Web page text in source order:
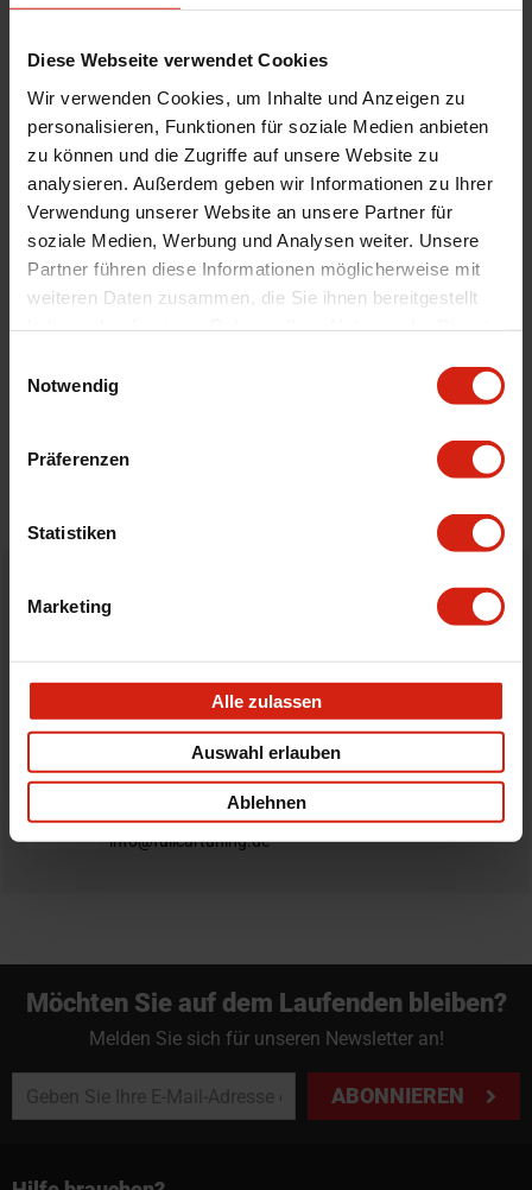
Diese Webseite verwendet Cookies
Wir verwenden Cookies, um Inhalte und Anzeigen zu
personalisieren, Funktionen für soziale Medien anbieten
zu können und die Zugriffe auf unsere Website zu
analysieren. Außerdem geben wir Informationen zu Ihrer
Verwendung unserer Website an unsere Partner für
soziale Medien, Werbung und Analysen weiter. Unsere
Partner führen diese Informationen möglicherweise mit
weiteren Daten zusammen, die Sie ihnen bereitgestellt
Notwendig
Präferenzen
Statistiken
Marketing
Alle zulassen
Auswahl erlauben
Ablehnen
Montagematerial
Ja
Menge
Satz von 12
Automarkenname
Mazda
Universal
Nein
Geeignet Für
Bestellt vor 16:00 Uhr
Nicht zufrieden?
Du hast immer eine 14-tägige Rückgabefrist um deine
Bestellung zurück zu geben.
Professioneller Rat nötig?
Starte einen Livechat oder sende eine Email an
info@fullcartuning.de
Möchten Sie auf dem Laufenden bleiben?
Melden Sie sich für unseren Newsletter an!
ABONNIEREN